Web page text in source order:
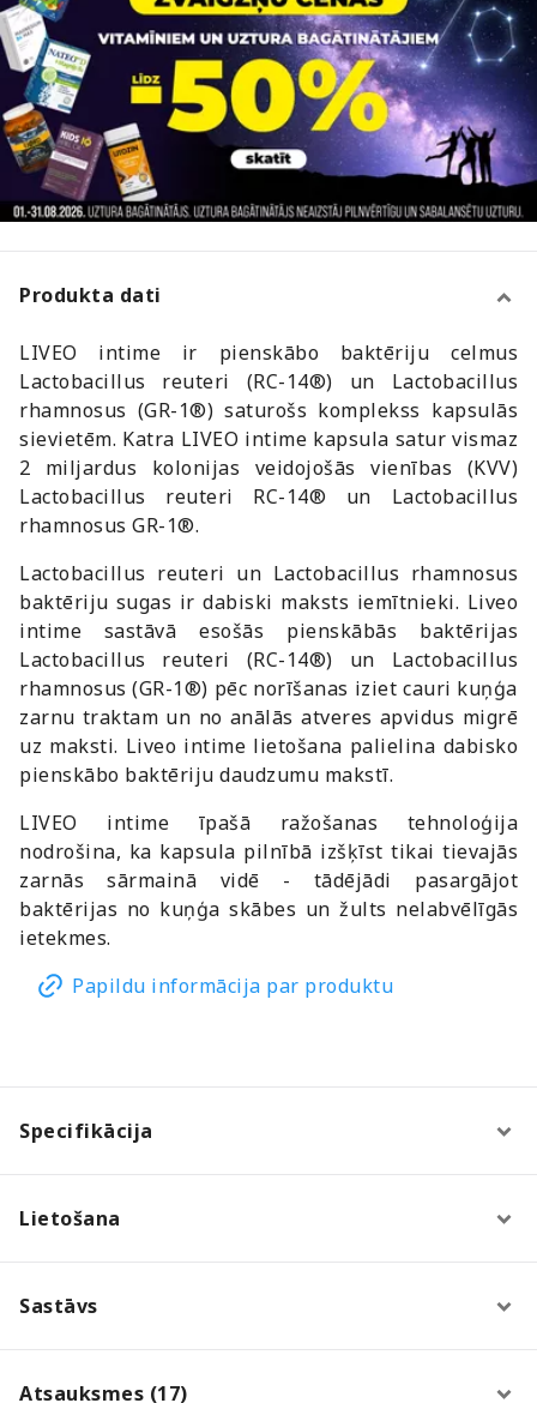
Produkta dati
LIVEO intime ir pienskābo baktēriju celmus
Lactobacillus reuteri (RC-14®) un Lactobacillus
rhamnosus (GR-1®) saturošs komplekss kapsulās
sievietēm. Katra LIVEO intime kapsula satur vismaz
2 miljardus kolonijas veidojošās vienības (KVV)
Lactobacillus reuteri RC-14® un Lactobacillus
rhamnosus GR-1®.
Lactobacillus reuteri un Lactobacillus rhamnosus
baktēriju sugas ir dabiski maksts iemītnieki. Liveo
intime sastāvā esošās pienskābās baktērijas
Lactobacillus reuteri (RC-14®) un Lactobacillus
rhamnosus (GR-1®) pēc norīšanas iziet cauri kuņģa
zarnu traktam un no anālās atveres apvidus migrē
uz maksti. Liveo intime lietošana palielina dabisko
pienskābo baktēriju daudzumu makstī.
LIVEO intime īpašā ražošanas tehnoloģija
nodrošina, ka kapsula pilnībā izšķīst tikai tievajās
zarnās sārmainā vidē - tādējādi pasargājot
baktērijas no kuņģa skābes un žults nelabvēlīgās
ietekmes.
Papildu informācija par produktu
Specifikācija
Lietošana
Sastāvs
Atsauksmes (17)